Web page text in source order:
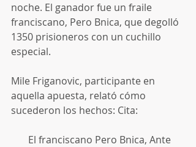
noche. El ganador fue un fraile
franciscano, Pero Bnica, que degolló
1350 prisioneros con un cuchillo
especial.
Mile Friganovic, participante en
aquella apuesta, relató cómo
sucederon los hechos: Cita: